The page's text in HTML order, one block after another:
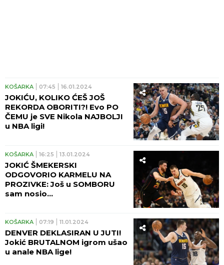
KOŠARKA 07:45 16.01.2024
JOKIĆU, KOLIKO ĆEŠ JOŠ
REKORDA OBORITI?! Evo PO
ČEMU je SVE Nikola NAJBOLJI
u NBA ligi!
KOŠARKA 16:25 13.01.2024
JOKIĆ ŠMEKERSKI
ODGOVORIO KARMELU NA
PROZIVKE: Još u SOMBORU
sam nosio...
KOŠARKA 07:19 11.01.2024
DENVER DEKLASIRAN U JUTI!
Jokić BRUTALNOM igrom ušao
u anale NBA lige!